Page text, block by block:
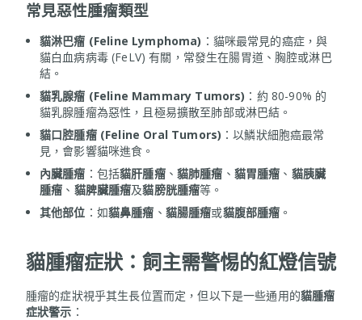
常見惡性腫瘤類型
貓淋巴瘤 (Feline Lymphoma) ：貓咪最常見的癌症，與
貓白血病病毒 (FeLV) 有關，常發生在腸胃道、胸腔或淋巴
結。
貓乳腺瘤 (Feline Mammary Tumors) ：約 80-90% 的
貓乳腺腫瘤為惡性，且極易擴散至肺部或淋巴結。
貓口腔腫瘤 (Feline Oral Tumors) ：以鱗狀細胞癌最常
見，會影響貓咪進食。
內臟腫瘤 ：包括貓肝腫瘤、 貓肺腫瘤 、 貓胃腫瘤 、 貓胰臟
腫瘤 、 貓脾臟腫瘤及貓膀胱腫瘤等。
其他部位 ：如貓鼻腫瘤 、 貓腸腫瘤或貓腹部腫瘤 。
貓腫瘤症狀：飼主需警惕的紅燈信號
腫瘤的症狀視乎其生長位置而定，但以下是一些通用的貓腫瘤
症狀警示 ：